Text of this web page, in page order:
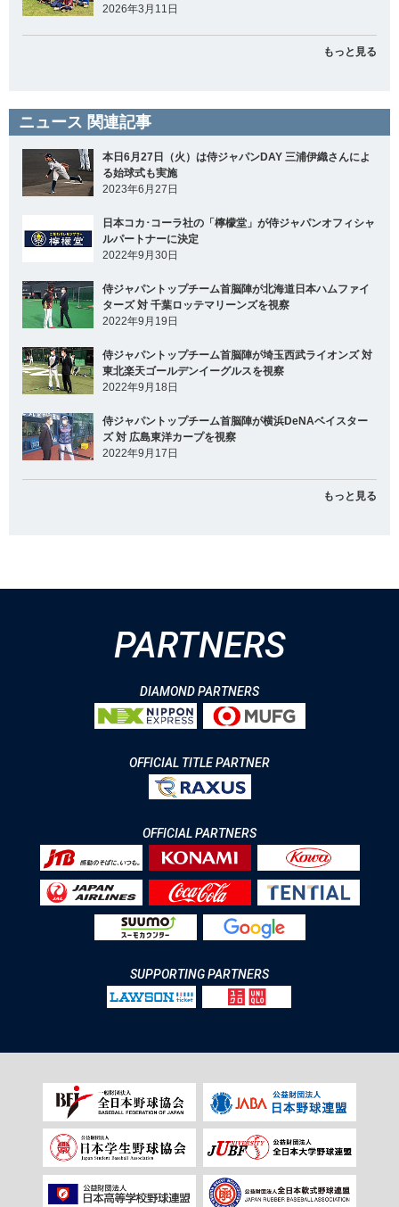
2026年3月11日
もっと見る
ニュース 関連記事
本日6月27日（火）は侍ジャパンDAY 三浦伊織さんによ
る始球式も実施
2023年6月27日
日本コカ･コーラ社の「檸檬堂」が侍ジャパンオフィシャ
ルパートナーに決定
2022年9月30日
侍ジャパントップチーム首脳陣が北海道日本ハムファイ
ターズ 対 千葉ロッテマリーンズを視察
2022年9月19日
侍ジャパントップチーム首脳陣が埼玉西武ライオンズ 対
東北楽天ゴールデンイーグルスを視察
2022年9月18日
侍ジャパントップチーム首脳陣が横浜DeNAベイスター
ズ 対 広島東洋カープを視察
2022年9月17日
もっと見る
PARTNERS
DIAMOND PARTNERS
OFFICIAL TITLE PARTNER
OFFICIAL PARTNERS
SUPPORTING PARTNERS